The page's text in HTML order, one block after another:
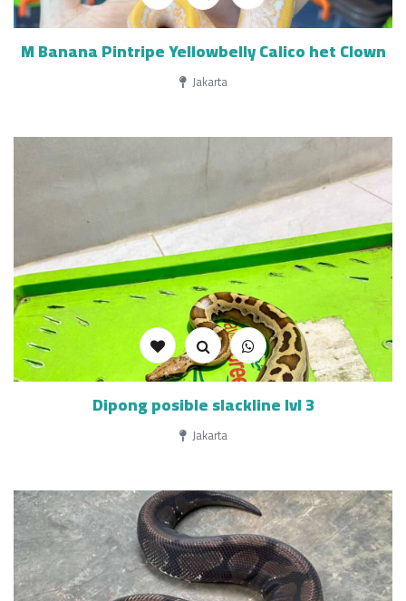
M Banana Pintripe Yellowbelly Calico het Clown
Jakarta
Dipong posible slackline lvl 3
Jakarta